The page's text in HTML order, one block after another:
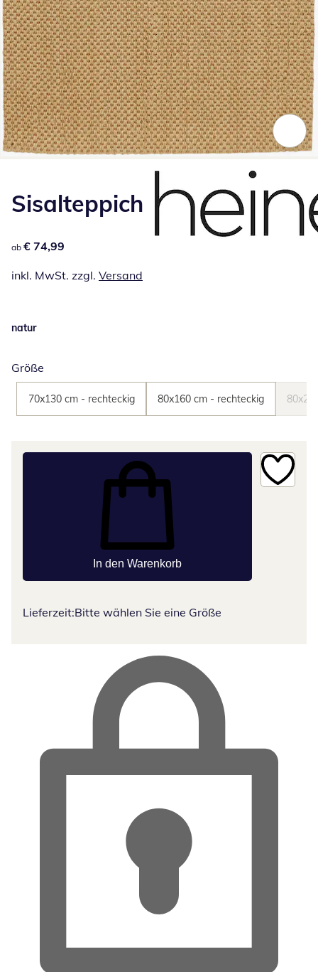
Sisalteppich
€ 74,99
ab € 74,99
inkl. MwSt. zzgl. Versand
natur
Größe
70x130 cm - rechteckig 80x160 cm - rechteckig
In den Warenkorb
Lieferzeit:Bitte wählen Sie eine Größe